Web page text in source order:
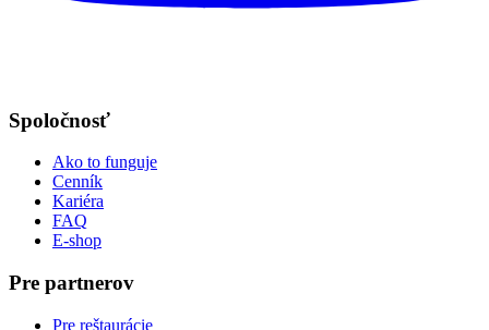
Spoločnosť
Ako to funguje
Cenník
Kariéra
FAQ
E-shop
Pre partnerov
Pre reštaurácie